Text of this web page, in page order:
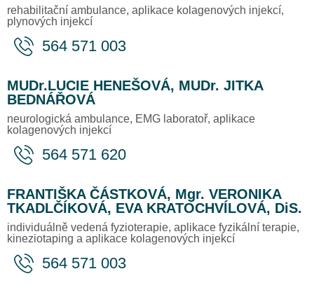
rehabilitační ambulance, aplikace kolagenových injekcí,
plynových injekcí
564 571 003
MUDr.LUCIE HENEŠOVÁ, MUDr. JITKA
BEDNÁŘOVÁ
neurologická ambulance, EMG laboratoř, aplikace
kolagenových injekcí
564 571 620
FRANTIŠKA ČÁSTKOVÁ, Mgr. VERONIKA
TKADLČÍKOVÁ, EVA KRATOCHVÍLOVÁ, DiS.
individuálně vedená fyzioterapie, aplikace fyzikální terapie,
kineziotaping a aplikace kolagenových injekcí
564 571 003